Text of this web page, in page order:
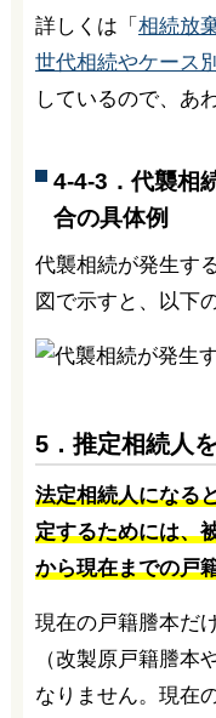
詳しくは「 相続放
世代相続やケース
しているので、あ
4-4-3．代襲相
合の具体例
代襲相続が発生す
図で示すと、以下
5．推定相続人
法定相続人になる
定するためには、
から現在までの戸
現在の戸籍謄本だ
（改製原戸籍謄本
なりません。現在